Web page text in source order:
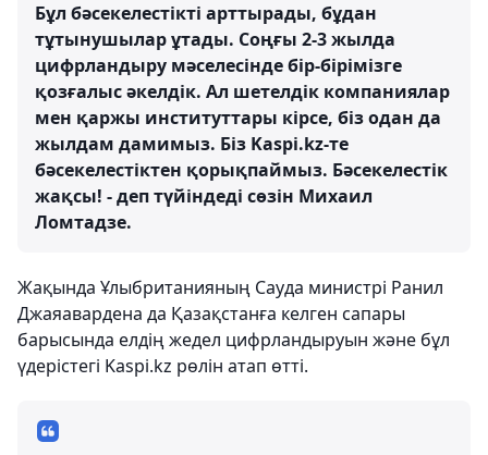
Бұл бәсекелестікті арттырады, бұдан
тұтынушылар ұтады. Соңғы 2-3 жылда
цифрландыру мәселесінде бір-бірімізге
қозғалыс әкелдік. Ал шетелдік компаниялар
мен қаржы институттары кірсе, біз одан да
жылдам дамимыз. Біз Kaspi.kz-те
бәсекелестіктен қорықпаймыз. Бәсекелестік
жақсы! - деп түйіндеді сөзін Михаил
Ломтадзе.
Жақында Ұлыбританияның Сауда министрі Ранил
Джаяавардена да Қазақстанға келген сапары
барысында елдің жедел цифрландыруын және бұл
үдерістегі Kaspi.kz рөлін атап өтті.